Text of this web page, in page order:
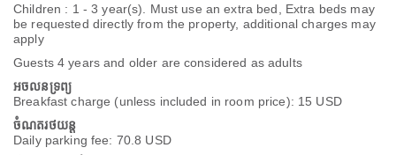
Children : 1 - 3 year(s). Must use an extra bed, Extra beds may
be requested directly from the property, additional charges may
apply
Guests 4 years and older are considered as adults
អចលនទ្រព្យ
Breakfast charge (unless included in room price): 15 USD
ចំណតរថយន្ត
Daily parking fee: 70.8 USD